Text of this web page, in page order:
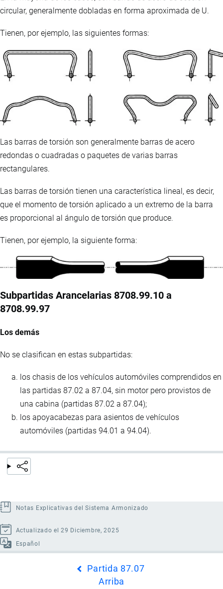
circular, generalmente dobladas en forma aproximada de U.
Tienen, por ejemplo, las siguientes formas:
Las barras de torsión son generalmente barras de acero
redondas o cuadradas o paquetes de varias barras
rectangulares.
Las barras de torsión tienen una característica lineal, es decir,
que el momento de torsión aplicado a un extremo de la barra
es proporcional al ángulo de torsión que produce.
Tienen, por ejemplo, la siguiente forma:
Subpartidas Arancelarias 8708.99.10 a
8708.99.97
Los demás
No se clasifican en estas subpartidas:
los chasis de los vehículos automóviles comprendidos en
las partidas 87.02 a 87.04, sin motor pero provistos de
una cabina (partidas 87.02 a 87.04);
los apoyacabezas para asientos de vehículos
automóviles (partidas 94.01 a 94.04).
Notas Explicativas del Sistema Armonizado
Actualizado el 29 Diciembre, 2025
Español
Partida 87.07
Arriba